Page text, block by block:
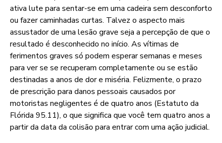
ativa lute para sentar-se em uma cadeira sem desconforto
ou fazer caminhadas curtas. Talvez o aspecto mais
assustador de uma lesão grave seja a percepção de que o
resultado é desconhecido no início. As vítimas de
ferimentos graves só podem esperar semanas e meses
para ver se se recuperam completamente ou se estão
destinadas a anos de dor e miséria. Felizmente, o prazo
de prescrição para danos pessoais causados por
motoristas negligentes é de quatro anos (Estatuto da
Flórida 95.11), o que significa que você tem quatro anos a
partir da data da colisão para entrar com uma ação judicial.